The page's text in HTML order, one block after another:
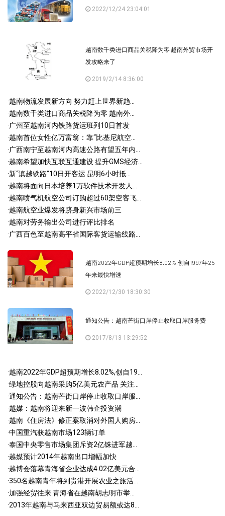
2022/12/24 23:04:01
越南数千类进口商品关税降为零 越南外贸市场开
发攻略来了
2019/2/14 8:36:00
·越南物流发展新方向 努力赶上世界新趋...
·越南数千类进口商品关税降为零 越南外...
·广州至越南河内铁路货运班列10日首发
·越南首位女性亿万富翁：靠“比基尼航空...
·广西南宁至越南河内高速公路有望五年内...
·越南希望加快互联互通建设 提升GMS经济...
·新“滇越铁路”10日开客运 昆明6小时抵...
·越南将面向日本培养1万软件技术开发人...
·越南喷气机航空公司订购超过60架空客飞...
·越南航空业爆发将跻身新兴市场前三
·越南对劳务输出公司进行评比排名
·广西百色至越南高平省国际客货运输线路...
越南2022年GDP超预期增长8.02%,创自1997年25
年来最快增速
2022/12/30 18:30:30
通知公告：越南芒街口岸停止收取口岸服务费
2017/8/13 13:29:52
·越南2022年GDP超预期增长8.02%,创自19...
·绿地控股向越南采购5亿美元农产品 关注...
·通知公告：越南芒街口岸停止收取口岸服...
·越媒：越南将迎来新一波韩企投资潮
·越南《住房法》修正案取消对外国人购房...
·中国重汽获越南市场123辆订单
·泰国中央零售市场集团斥资2亿铢进军越...
·越媒预计2014年越南出口增幅加快
·越博会落幕青海省企业达成4.02亿美元合...
·350名越南青年将到贵港开展农业之旅活...
·加强经贸往来 青海省在越南胡志明市举...
·2013年越南与马来西亚双边贸易额或达8...